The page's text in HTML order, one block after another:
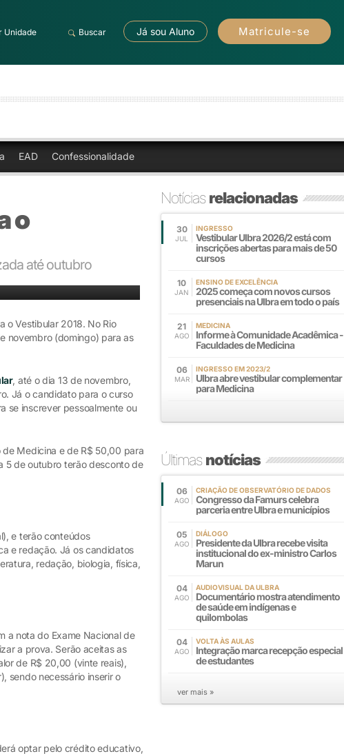
Unidade Buscar Já sou Aluno Matricule-se
EAD Confessionalidade
o
até outubro
o Vestibular 2018. No Rio
novembro (domingo) para as
, até o dia 13 de novembro,
Já o candidato para o curso
se inscrever pessoalmente ou
Medicina e de R$ 50,00 para
5 de outubro terão desconto de
e terão conteúdos
e redação. Já os candidatos
redação, biologia, física,
a nota do Exame Nacional de
a prova. Serão aceitas as
de R$ 20,00 (vinte reais),
sendo necessário inserir o
optar pelo crédito educativo,
Notíciasrelacionadas
30
JUL
INGRESSO
Vestibular Ulbra 2026/2 está com
inscrições abertas para mais de 50
cursos
10
JAN
ENSINO DE EXCELÊNCIA
2025 começa com novos cursos
presenciais na Ulbra em todo o país
21
AGO
MEDICINA
Informe à Comunidade Acadêmica -
Faculdades de Medicina
06
MAR
INGRESSO EM 2023/2
Ulbra abre vestibular complementar
para Medicina
Últimasnotícias
06
AGO
CRIAÇÃO DE OBSERVATÓRIO DE DADOS
Congresso da Famurs celebra
parceria entre Ulbra e municípios
05
AGO
DIÁLOGO
Presidente da Ulbra recebe visita
institucional do ex-ministro Carlos
Marun
04
AGO
AUDIOVISUAL DA ULBRA
Documentário mostra atendimento
de saúde em indígenas e
quilombolas
04
AGO
VOLTA ÀS AULAS
Integração marca recepção especial
de estudantes
ver mais »